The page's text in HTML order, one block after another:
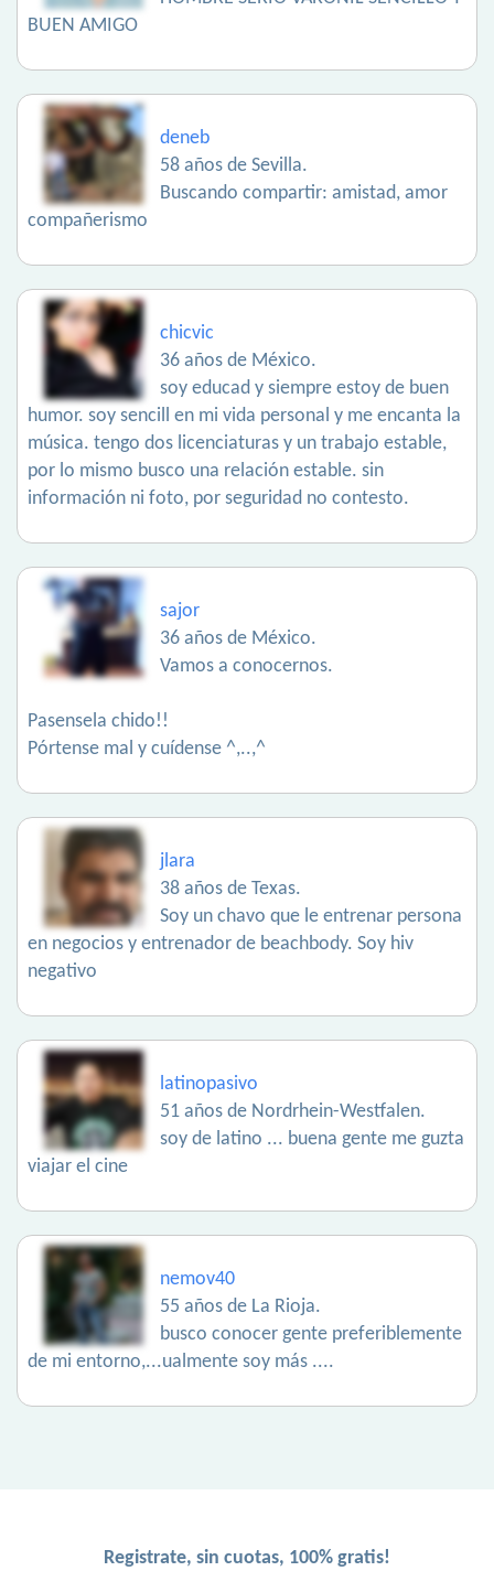
BUEN AMIGO
deneb
58 años de Sevilla.
Buscando compartir: amistad, amor
compañerismo
chicvic
36 años de México.
soy educad y siempre estoy de buen
humor. soy sencill en mi vida personal y me encanta la
música. tengo dos licenciaturas y un trabajo estable,
por lo mismo busco una relación estable. sin
información ni foto, por seguridad no contesto.
sajor
36 años de México.
Vamos a conocernos.
Pasensela chido!!
Pórtense mal y cuídense ^,..,^
jlara
38 años de Texas.
Soy un chavo que le entrenar persona
en negocios y entrenador de beachbody. Soy hiv
negativo
latinopasivo
51 años de Nordrhein-Westfalen.
soy de latino ... buena gente me guzta
viajar el cine
nemov40
55 años de La Rioja.
busco conocer gente preferiblemente
de mi entorno,...ualmente soy más ....
Registrate, sin cuotas, 100% gratis!